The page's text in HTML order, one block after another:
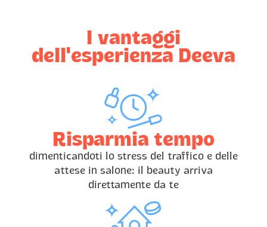
I vantaggi
dell'esperienza Deeva
Risparmia tempo
dimenticandoti lo stress del traffico e delle
attese in salone: il beauty arriva
direttamente da te